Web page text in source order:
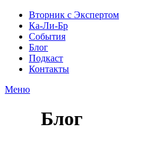
Вторник с Экспертом
Ка-Ли-Бр
События
Блог
Подкаст
Контакты
Меню
Блог